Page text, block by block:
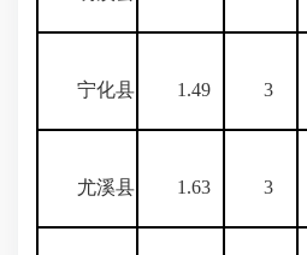
宁化县 1.49 3
尤溪县 1.63 3